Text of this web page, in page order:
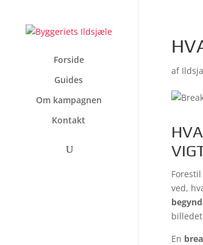
Forside
Guides
Om kampagnen
Kontakt
af
ved,
En